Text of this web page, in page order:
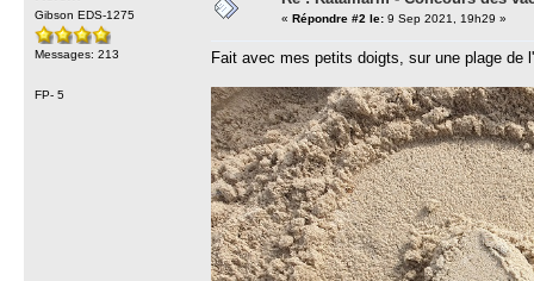
Gibson EDS-1275
Messages: 213
FP- 5
« Répondre #2 le: 9 Sep 2021, 19h29 »
Fait avec mes petits doigts, sur une plage de